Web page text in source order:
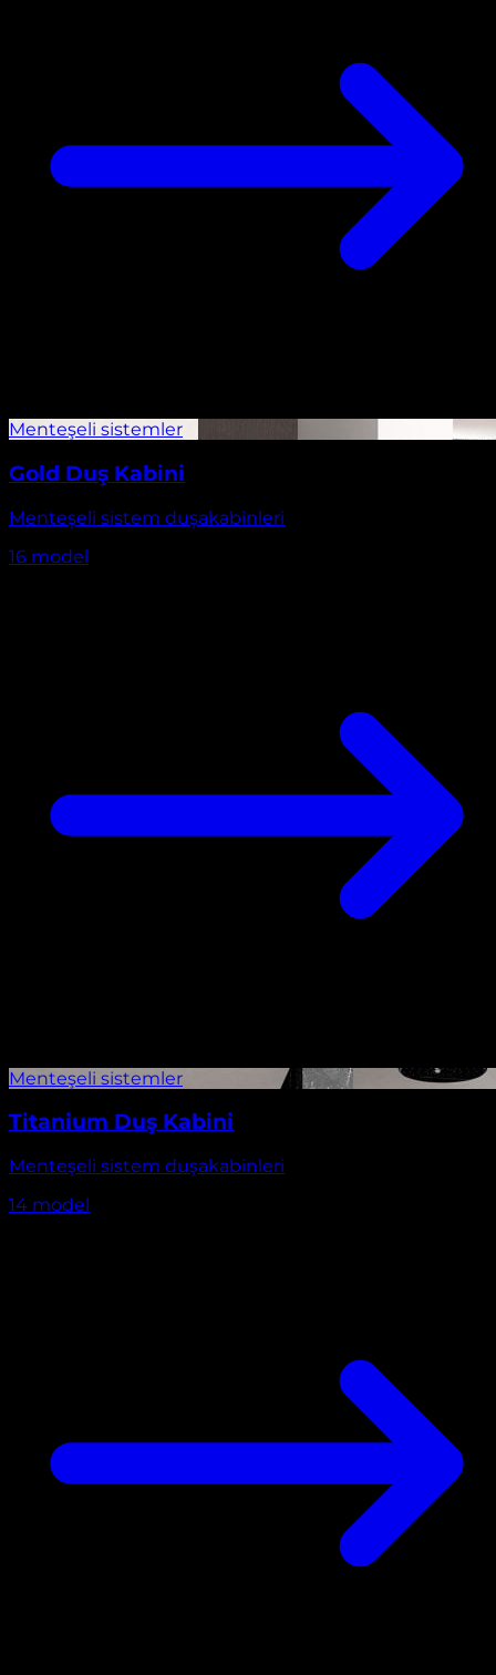
Gold Duş Kabini
Menteşeli sistem duşakabinleri
16 model
Titanium Duş Kabini
Menteşeli sistem duşakabinleri
14 model